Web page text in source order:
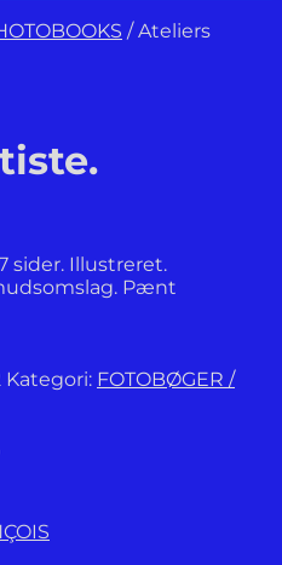
/Ateliers
sider. Illustreret.
Pænt
Kategori: FOTOBØGER /